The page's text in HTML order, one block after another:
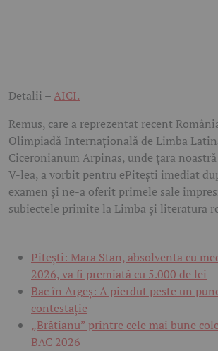
Detalii –AICI.
Remus, care a reprezentat recent
Olimpiadă Internațională de Limba
Ciceronianum Arpinas, unde țara
V-lea, a vorbit pentru ePitești imediat
examen și ne-a oferit primele sale
subiectele primite la Limba și literatura
Pitești: Mara Stan, absolventa cu
2026, va fi premiată cu 5.000 de lei
Bac în Argeș: A pierdut peste un
contestație
„Brătianu” printre cele mai bune
BAC 2026